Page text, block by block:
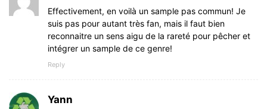
Effectivement, en voilà un sample pas commun! Je
suis pas pour autant très fan, mais il faut bien
reconnaitre un sens aigu de la rareté pour pêcher et
intégrer un sample de ce genre!
Reply
Yann